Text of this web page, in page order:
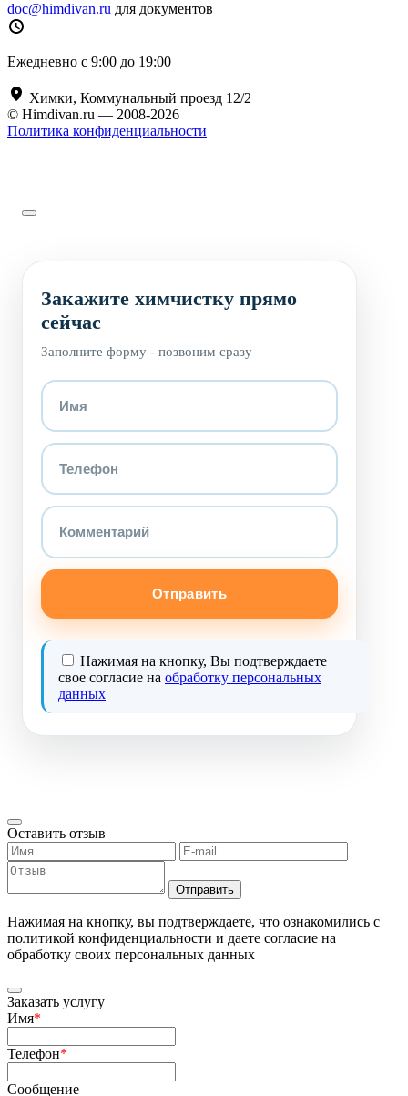
doc@himdivan.ru для документов
Ежедневно с 9:00 до 19:00
Химки, Коммунальный проезд 12/2
© Himdivan.ru — 2008-2026
Политика конфиденциальности
Закажите химчистку прямо
сейчас
Заполните форму - позвоним сразу
Отправить
Нажимая на кнопку, Вы подтверждаете
свое согласие на обработку персональных
данных
Оставить отзыв
Отправить
Нажимая на кнопку, вы подтверждаете, что ознакомились с
политикой конфиденциальности и даете согласие на
обработку своих персональных данных
Заказать услугу
Имя*
Телефон*
Сообщение